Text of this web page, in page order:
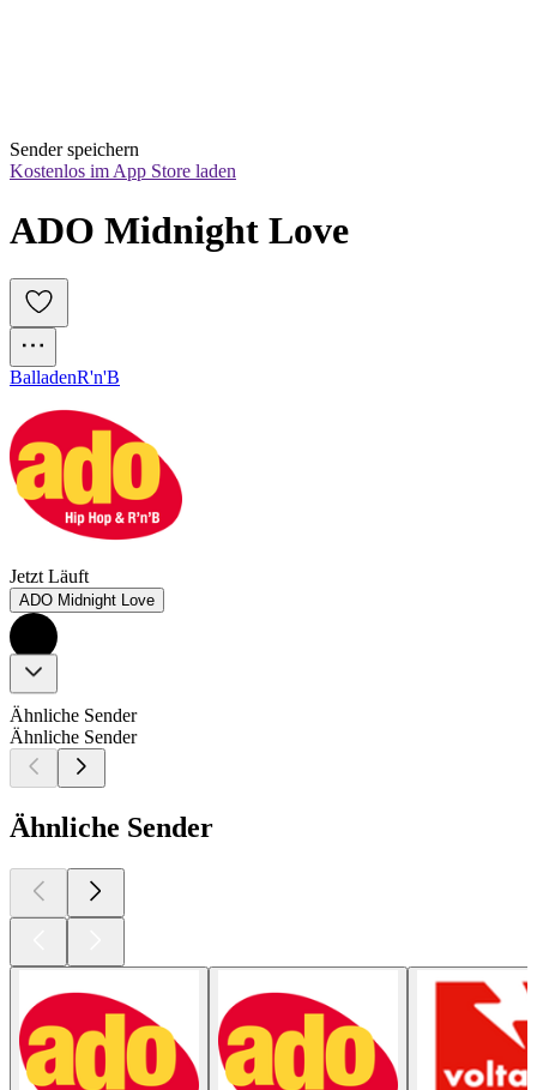
Sender speichern
Kostenlos im App Store laden
ADO Midnight Love
BalladenR'n'B
Jetzt Läuft
ADO Midnight Love
Ähnliche Sender
Ähnliche Sender
Ähnliche Sender